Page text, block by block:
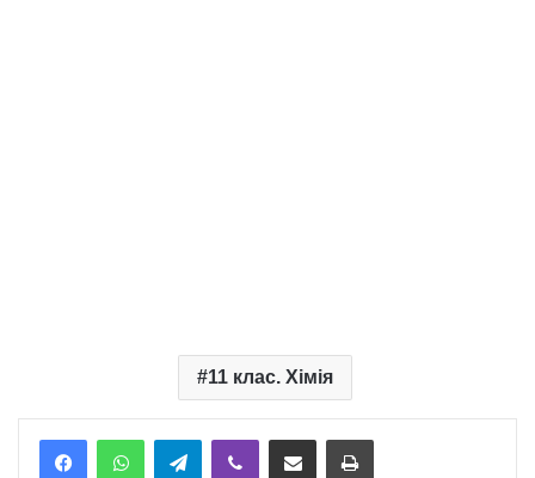
11 клас. Хімія
TelegramViber Надіслати електронною поштоюНадрукувати